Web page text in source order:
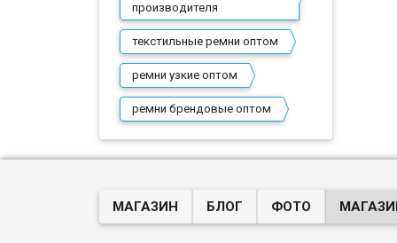
производителя
текстильные ремни оптом
ремни узкие оптом
ремни брендовые оптом
МАГАЗИН БЛОГ ФОТО